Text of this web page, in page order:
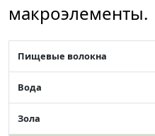
макроэлементы.
Пищевые волокна
Вода
Зола